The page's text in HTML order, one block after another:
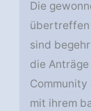
Die
übertreffen
sind
die
mit ihrem